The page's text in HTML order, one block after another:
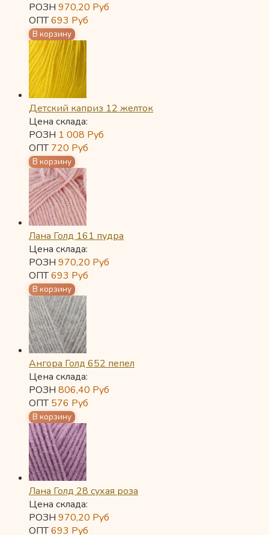
РОЗН 970,20 Руб
ОПТ693 Руб
Детский каприз 12 желток
Цена склада:
РОЗН 1 008 Руб
ОПТ720 Руб
Лана Голд 161 пудра
Цена склада:
РОЗН 970,20 Руб
ОПТ693 Руб
Ангора Голд 652 пепел
Цена склада:
РОЗН 806,40 Руб
ОПТ576 Руб
Лана Голд 28 сухая роза
Цена склада:
РОЗН 970,20 Руб
ОПТ693 Руб